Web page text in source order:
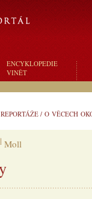
ENCYKLOPEDIE
VINĚT
/ O VĚCECH
Moll